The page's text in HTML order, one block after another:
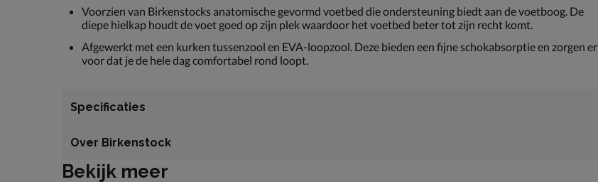
Voorzien van Birkenstocks anatomische gevormd voetbed die ondersteuning biedt aan de voetboog. De
diepe hielkap houdt de voet goed op zijn plek waardoor het voetbed beter tot zijn recht komt.
Afgewerkt met een kurken tussenzool en EVA-loopzool. Deze bieden een fijne schokabsorptie en zorgen er
voor dat je de hele dag comfortabel rond loopt.
Specificaties
Over Birkenstock
Bekijk meer